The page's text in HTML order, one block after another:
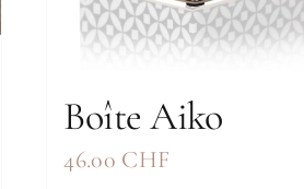
Boîte Aiko
46.00 CHF